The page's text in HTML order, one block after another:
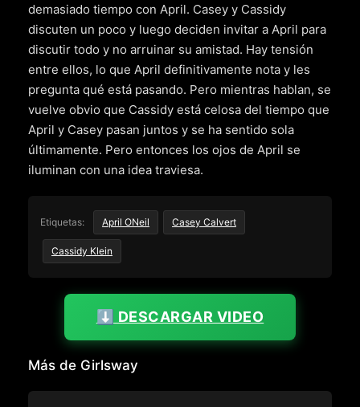
demasiado tiempo con April. Casey y Cassidy
discuten un poco y luego deciden invitar a April para
discutir todo y no arruinar su amistad. Hay tensión
entre ellos, lo que April definitivamente nota y les
pregunta qué está pasando. Pero mientras hablan, se
vuelve obvio que Cassidy está celosa del tiempo que
April y Casey pasan juntos y se ha sentido sola
últimamente. Pero entonces los ojos de April se
iluminan con una idea traviesa.
Etiquetas: April ONeil Casey Calvert
Cassidy Klein
⬇️ DESCARGAR VIDEO
Más de Girlsway